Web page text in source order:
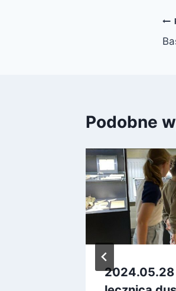
Podobne
2024.05.28